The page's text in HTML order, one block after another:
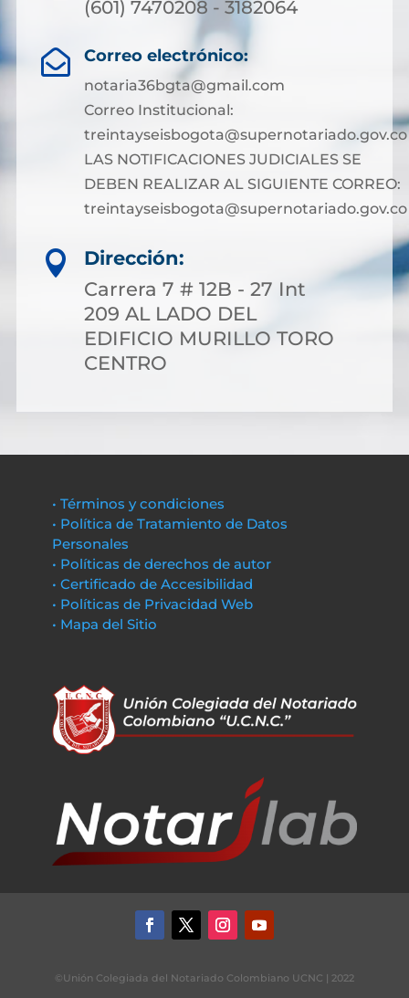
(601) 7470208 - 3182064
 Correo electrónico:
notaria36bgta@gmail.com
Correo Institucional:
treintayseisbogota@supernotariado.gov.co
LAS NOTIFICACIONES JUDICIALES SE
DEBEN REALIZAR AL SIGUIENTE CORREO:
treintayseisbogota@supernotariado.gov.co

Dirección:
Carrera 7 # 12B - 27 Int
209 AL LADO DEL
EDIFICIO MURILLO TORO
CENTRO
• Términos y condiciones
• Política de Tratamiento de Datos
Personales
• Políticas de derechos de autor
• Certificado de Accesibilidad
• Políticas de Privacidad Web
• Mapa del Sitio
©Unión Colegiada del Notariado Colombiano UCNC | 2022